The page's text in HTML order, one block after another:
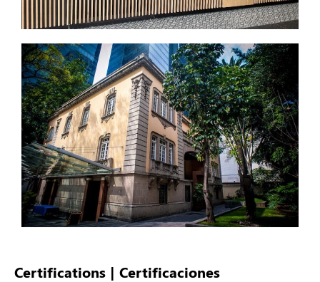
Certifications | Certificaciones